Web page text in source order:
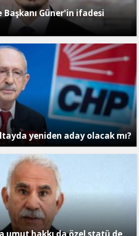
Güner'in ifadesi
yeniden aday olacak mı?
umut hakkı da özel statü de